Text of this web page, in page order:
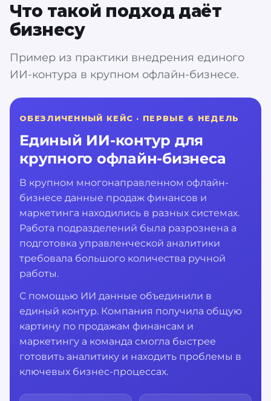
Что такой подход даёт
бизнесу
Пример из практики внедрения единого
ИИ-контура в крупном офлайн-бизнесе.
ОБЕЗЛИЧЕННЫЙ КЕЙС · ПЕРВЫЕ 6 НЕДЕЛЬ
Единый ИИ-контур для
крупного офлайн-бизнеса
В крупном многонаправленном офлайн-
бизнесе данные продаж финансов и
маркетинга находились в разных системах.
Работа подразделений была разрознена а
подготовка управленческой аналитики
требовала большого количества ручной
работы.
С помощью ИИ данные объединили в
единый контур. Компания получила общую
картину по продажам финансам и
маркетингу а команда смогла быстрее
готовить аналитику и находить проблемы в
ключевых бизнес-процессах.